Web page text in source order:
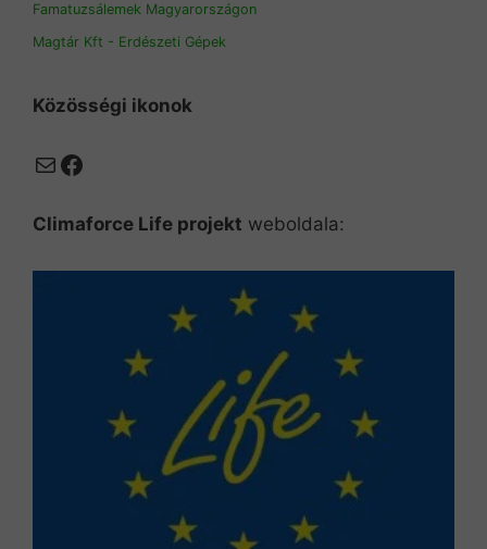
Famatuzsálemek Magyarországon
Magtár Kft - Erdészeti Gépek
Közösségi ikonok
MailFacebook
Climaforce Life projekt weboldala: